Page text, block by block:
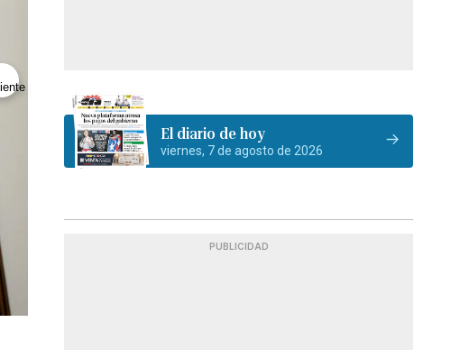
El diario de hoy
viernes, 7 de agosto de 2026
PUBLICIDAD